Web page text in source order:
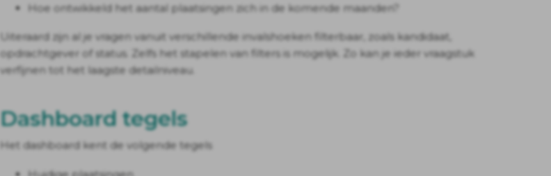
Hoe ontwikkeld het aantal plaatsingen zich in de komende maanden?
Uiteraard zijn al je vragen vanuit verschillende invalshoeken filterbaar, zoals kandidaat,
opdrachtgever of status. Zelfs het stapelen van filters is mogelijk. Zo kan je ieder vraagstuk
verfijnen tot het laagste detailniveau.
Dashboard tegels
Het dashboard kent de volgende tegels